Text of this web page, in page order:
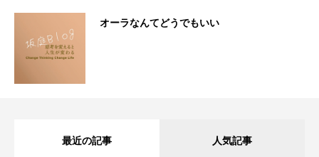
オーラなんてどうでもいい
最近の記事 人気記事